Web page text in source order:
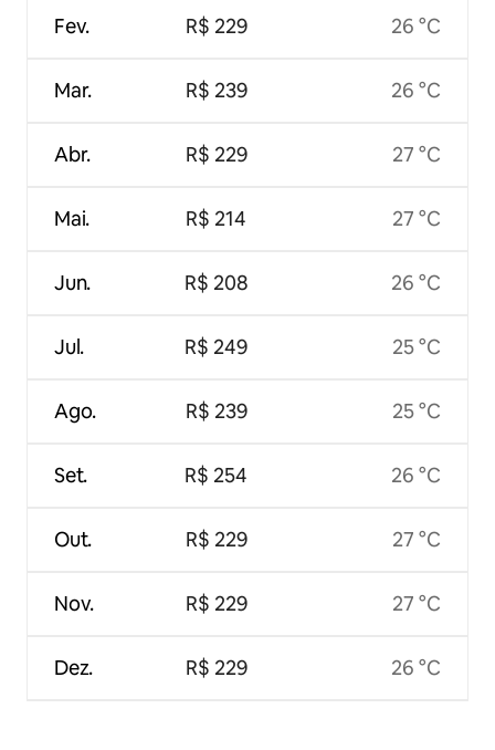
Fev.
Mar.
Abr.
Mai.
Jun.
Jul.
Ago.
Set.
Out.
Nov.
Dez.
R$ 229
R$ 239
R$ 229
R$ 214
R$ 208
R$ 249
R$ 239
R$ 254
R$ 229
R$ 229
R$ 229
26 °C
26 °C
27 °C
27 °C
26 °C
25 °C
25 °C
26 °C
27 °C
27 °C
26 °C